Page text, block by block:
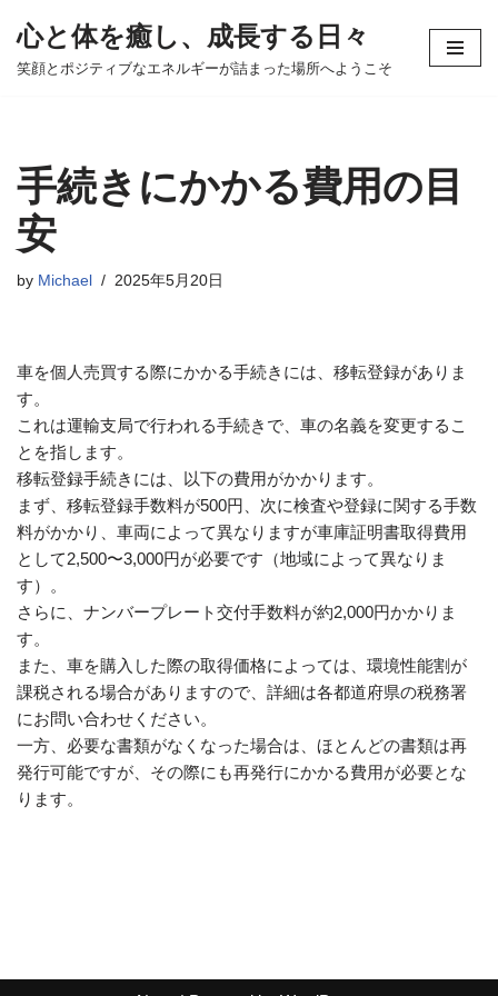
コ
ツ
へ
ス
キ
ッ
心と体を癒し、成長する日々
笑顔とポジティブなエネルギーが詰まった場所へようこそ
手続きにかかる費用の目
安
by Michael 2025年5月20日
車を個人売買する際にかかる手続きには、移転登録がありま
す。
これは運輸支局で行われる手続きで、車の名義を変更するこ
とを指します。
移転登録手続きには、以下の費用がかかります。
まず、移転登録手数料が500円、次に検査や登録に関する手数
料がかかり、車両によって異なりますが車庫証明書取得費用
として2,500〜3,000円が必要です（地域によって異なりま
す）。
さらに、ナンバープレート交付手数料が約2,000円かかりま
す。
また、車を購入した際の取得価格によっては、環境性能割が
課税される場合がありますので、詳細は各都道府県の税務署
にお問い合わせください。
一方、必要な書類がなくなった場合は、ほとんどの書類は再
発行可能ですが、その際にも再発行にかかる費用が必要とな
ります。